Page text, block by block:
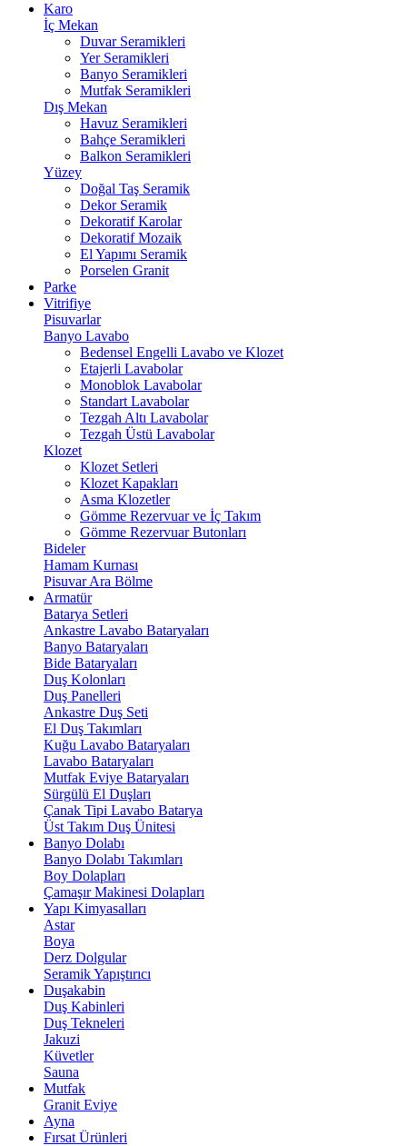
Karo
İç Mekan
Duvar Seramikleri
Yer Seramikleri
Banyo Seramikleri
Mutfak Seramikleri
Dış Mekan
Havuz Seramikleri
Bahçe Seramikleri
Balkon Seramikleri
Yüzey
Doğal Taş Seramik
Dekor Seramik
Dekoratif Karolar
Dekoratif Mozaik
El Yapımı Seramik
Porselen Granit
Parke
Vitrifiye
Pisuvarlar
Banyo Lavabo
Bedensel Engelli Lavabo ve Klozet
Etajerli Lavabolar
Monoblok Lavabolar
Standart Lavabolar
Tezgah Altı Lavabolar
Tezgah Üstü Lavabolar
Klozet
Klozet Setleri
Klozet Kapakları
Asma Klozetler
Gömme Rezervuar ve İç Takım
Gömme Rezervuar Butonları
Bideler
Hamam Kurnası
Pisuvar Ara Bölme
Armatür
Batarya Setleri
Ankastre Lavabo Bataryaları
Banyo Bataryaları
Bide Bataryaları
Duş Kolonları
Duş Panelleri
Ankastre Duş Seti
El Duş Takımları
Kuğu Lavabo Bataryaları
Lavabo Bataryaları
Mutfak Eviye Bataryaları
Sürgülü El Duşları
Çanak Tipi Lavabo Batarya
Üst Takım Duş Ünitesi
Banyo Dolabı
Banyo Dolabı Takımları
Boy Dolapları
Çamaşır Makinesi Dolapları
Yapı Kimyasalları
Astar
Boya
Derz Dolgular
Seramik Yapıştırıcı
Duşakabin
Duş Kabinleri
Duş Tekneleri
Jakuzi
Küvetler
Sauna
Mutfak
Granit Eviye
Ayna
Fırsat Ürünleri